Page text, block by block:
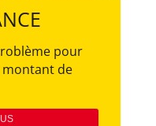
pour
montant de